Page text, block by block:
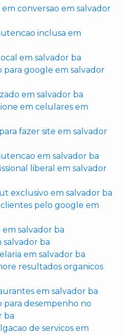
conversao em salvador
inclusa em
em salvador ba
para google em salvador
em salvador ba
em celulares em
fazer site em salvador
em salvador ba
liberal em salvador
exclusivo em salvador ba
pelo google em
salvador ba
salvador ba
em salvador ba
resultados organicos
em salvador ba
para desempenho no
ba
de servicos em